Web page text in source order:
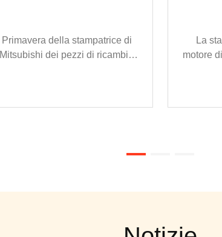
Primavera della stampatrice di
Mitsubishi dei pezzi di ricambio
La
motore